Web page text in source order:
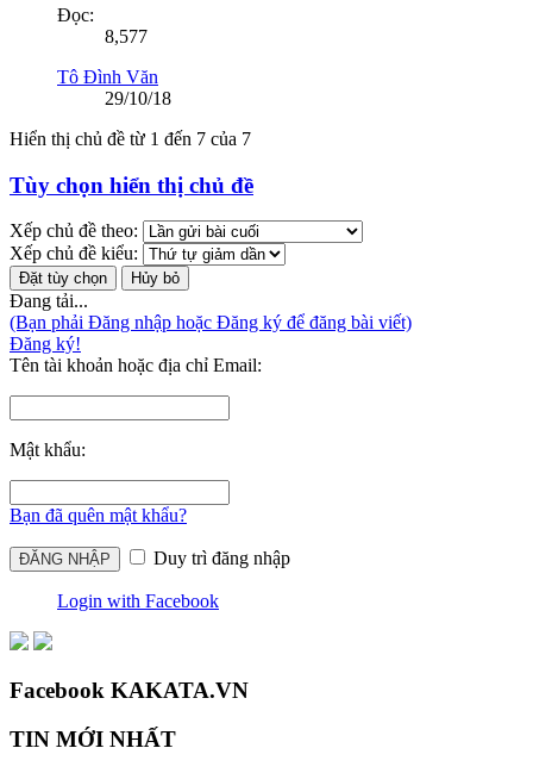
Đọc:
8,577
Tô Đình Văn
29/10/18
Hiển thị chủ đề từ 1 đến 7 của 7
Tùy chọn hiển thị chủ đề
Xếp chủ đề theo:
Xếp chủ đề kiểu:
Đang tải...
(Bạn phải Đăng nhập hoặc Đăng ký để đăng bài viết)
Đăng ký!
Tên tài khoản hoặc địa chỉ Email:
Mật khẩu:
Bạn đã quên mật khẩu?
Duy trì đăng nhập
Login with Facebook
Facebook KAKATA.VN
TIN MỚI NHẤT